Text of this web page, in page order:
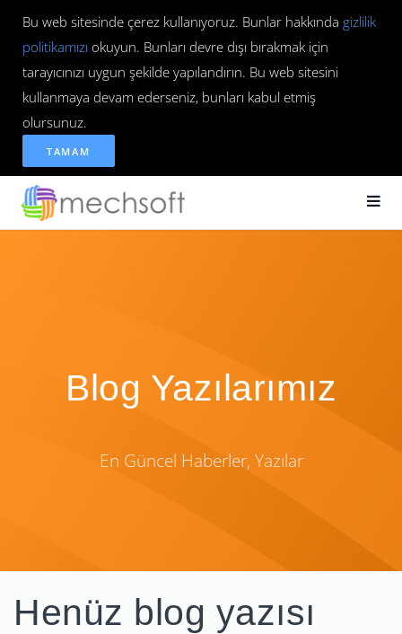
Bu web sitesinde çerez kullanıyoruz. Bunlar hakkında gizlilik
politikamızı okuyun. Bunları devre dışı bırakmak için
tarayıcınızı uygun şekilde yapılandırın. Bu web sitesini
kullanmaya devam ederseniz, bunları kabul etmiş
olursunuz.
TAMAM
Blog Yazılarımız
En Güncel Haberler, Yazılar
Henüz blog yazısı